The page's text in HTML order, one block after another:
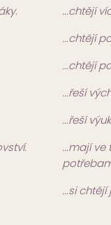
...chtějí
...chtějí
...chtějí
...řeší
...řeší
...mají
...si